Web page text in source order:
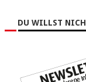
DU WILLST